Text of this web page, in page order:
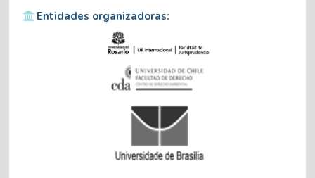
Entidades organizadoras: